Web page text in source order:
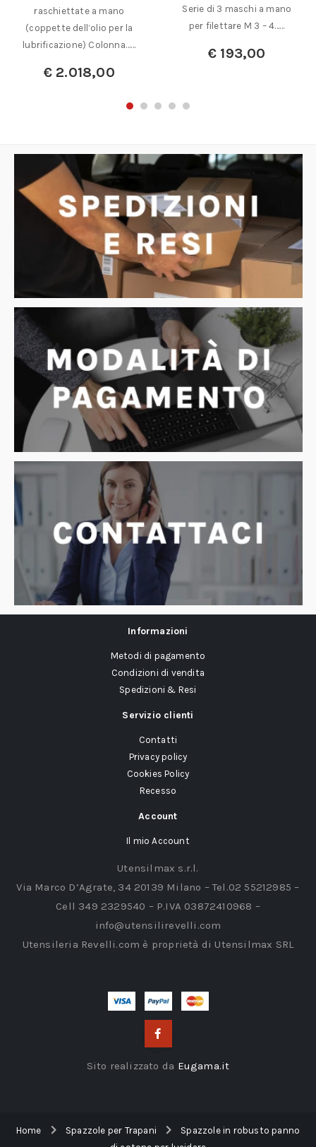
raschiettate a mano
(coppette dell’olio per la
lubrificazione) Colonna……
€2.018,00
Serie di 3 maschi a mano
per filettare M 3 – 4……
€ 193,00
Informazioni
Metodi di pagamento
Condizioni di vendita
Spedizioni & Resi
Servizio clienti
Contatti
Privacy policy
Cookies Policy
Recesso
Account
Il mio Account
Utensilmax s.r.l.
Via Marco D’Agrate, 34 20139 Milano – Tel.02 55212985 –
Cell 349 2329540 – P.IVA 03872410968 –
info@utensilirevelli.com
Utensileria Revelli.com è proprietà di Utensilmax SRL
Sito realizzato da Eugama.it
Home Spazzole per Trapani
Spazzole in robusto panno